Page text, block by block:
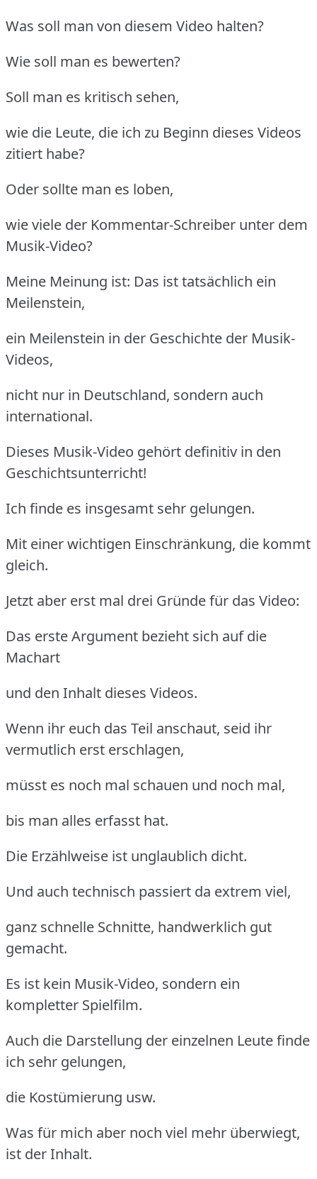
Was soll man von diesem Video halten?
Wie soll man es bewerten?
Soll man es kritisch sehen,
wie die Leute, die ich zu Beginn dieses Videos
zitiert habe?
Oder sollte man es loben,
wie viele der Kommentar-Schreiber unter dem
Musik-Video?
Meine Meinung ist: Das ist tatsächlich ein
Meilenstein,
ein Meilenstein in der Geschichte der Musik-
Videos,
nicht nur in Deutschland, sondern auch
international.
Dieses Musik-Video gehört definitiv in den
Geschichtsunterricht!
Ich finde es insgesamt sehr gelungen.
Mit einer wichtigen Einschränkung, die kommt
gleich.
Jetzt aber erst mal drei Gründe für das Video:
Das erste Argument bezieht sich auf die
Machart
und den Inhalt dieses Videos.
Wenn ihr euch das Teil anschaut, seid ihr
vermutlich erst erschlagen,
müsst es noch mal schauen und noch mal,
bis man alles erfasst hat.
Die Erzählweise ist unglaublich dicht.
Und auch technisch passiert da extrem viel,
ganz schnelle Schnitte, handwerklich gut
gemacht.
Es ist kein Musik-Video, sondern ein
kompletter Spielfilm.
Auch die Darstellung der einzelnen Leute finde
ich sehr gelungen,
die Kostümierung usw.
Was für mich aber noch viel mehr überwiegt,
ist der Inhalt.